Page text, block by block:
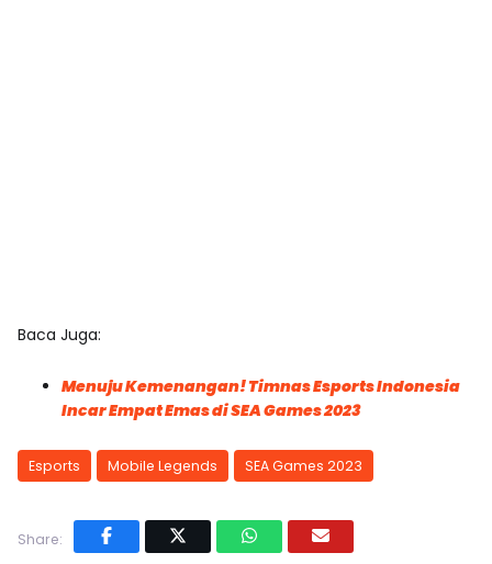
Baca Juga:
Menuju Kemenangan! Timnas Esports Indonesia
Incar Empat Emas di SEA Games 2023
Esports Mobile Legends SEA Games 2023
Share: